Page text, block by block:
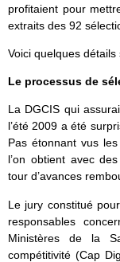
profitaient pour
extraits des 92
Voici quelques
Le processus de
La DGCIS qui
l’été 2009 a été
Pas étonnant vus
l’on obtient avec
tour d’avances
Le jury constitué
responsables
Ministères de la
compétitivité (Cap